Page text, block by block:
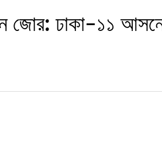
জোর: ঢাকা-১১